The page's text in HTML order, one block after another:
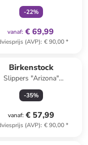
-22%
vanaf: € 69,99
(AVP): € 90,00*
Birkenstock
Slippers "Arizona"
- wijdte S
-35%
vanaf: € 57,99
(AVP): € 90,00*